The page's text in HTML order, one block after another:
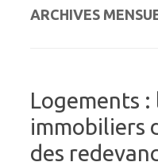
ARCHIVES
Logements
immobiliers
des